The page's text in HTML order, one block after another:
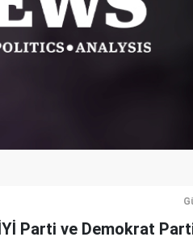
Parti ve Demokrat